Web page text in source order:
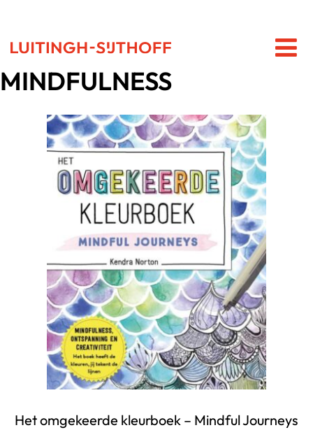
MINDFULNESS
Het omgekeerde kleurboek – Mindful Journeys